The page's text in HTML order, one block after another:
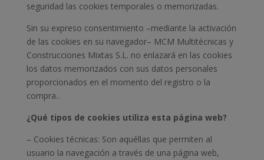
seguridad las cookies temporales o memorizadas.
Sin su expreso consentimiento –mediante la activación
de las cookies en su navegador– MCM Multitécnicas y
Construcciones Mixtas S.L. no enlazará en las cookies
los datos memorizados con sus datos personales
proporcionados en el momento del registro o la
compra..
¿Qué tipos de cookies utiliza esta página web?
– Cookies técnicas: Son aquéllas que permiten al
usuario la navegación a través de una página web,